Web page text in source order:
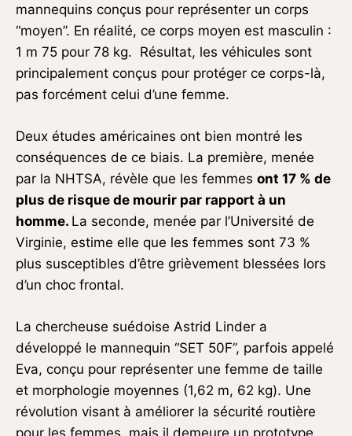
mannequins conçus pour représenter un corps
“moyen”. En réalité, ce corps moyen est masculin :
1 m 75 pour 78 kg. Résultat, les véhicules sont
principalement conçus pour protéger ce corps-là,
pas forcément celui d’une femme.
Deux études américaines ont bien montré les
conséquences de ce biais. La première, menée
par la NHTSA, révèle que les femmes ont 17 % de
plus de risque de mourir par rapport à un
homme. La seconde, menée par l’Université de
Virginie, estime elle que les femmes sont 73 %
plus susceptibles d’être grièvement blessées lors
d’un choc frontal.
La chercheuse suédoise Astrid Linder a
développé le mannequin “SET 50F”, parfois appelé
Eva, conçu pour représenter une femme de taille
et morphologie moyennes (1,62 m, 62 kg). Une
révolution visant à améliorer la sécurité routière
pour les femmes, mais il demeure un prototype.